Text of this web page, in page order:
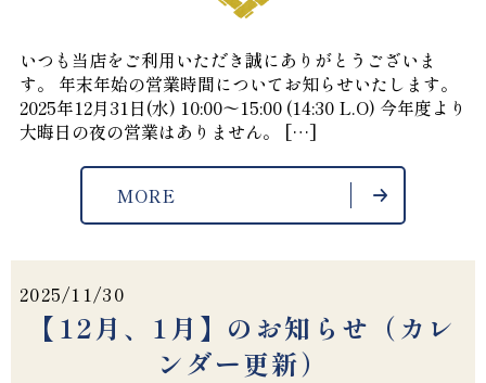
いつも当店をご利用いただき誠にありがとうございま
す。 年末年始の営業時間についてお知らせいたします。
2025年12月31日(水) 10:00〜15:00 (14:30 L.O) 今年度より
大晦日の夜の営業はありません。 […]
MORE
2025/11/30
【12月、1月】のお知らせ（カレ
ンダー更新）